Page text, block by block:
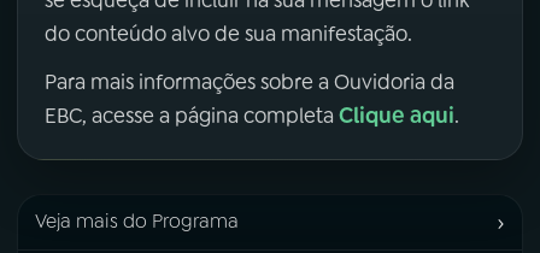
do conteúdo alvo de sua manifestação.
Para mais informações sobre a Ouvidoria da
EBC, acesse a página completa Clique aqui.
Veja mais do Programa ›